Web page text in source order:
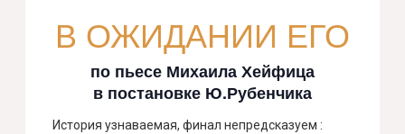
В ОЖИДАНИИ ЕГО
по пьесе Михаила Хейфица
в постановке Ю.Рубенчика
История узнаваемая, финал непредсказуем :